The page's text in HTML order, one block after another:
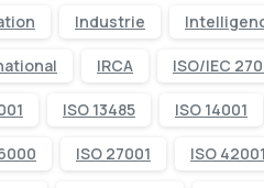
Industrie
IRCA ISO/IEC
ISO 13485 ISO 14001
ISO 27001 ISO 42001